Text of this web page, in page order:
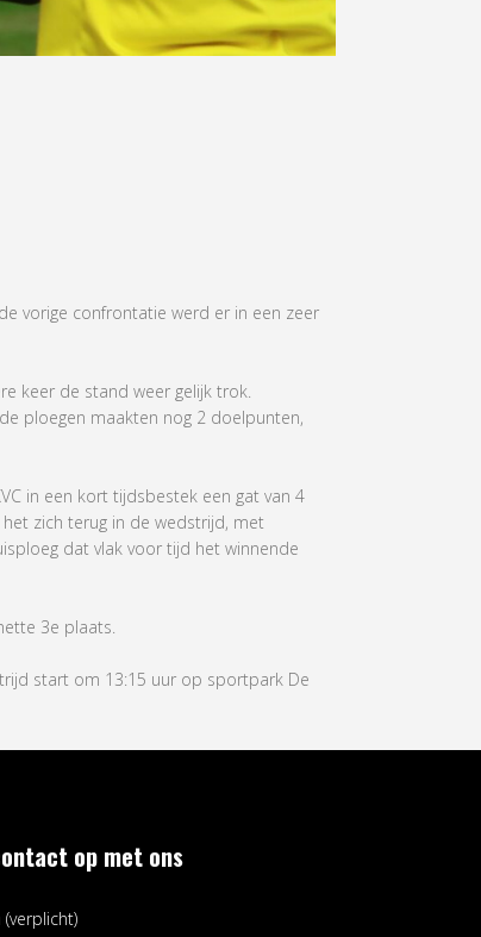
vorige confrontatie werd er in een zeer
keer de stand weer gelijk trok.
ploegen maakten nog 2 doelpunten,
in een kort tijdsbestek een gat van 4
zich terug in de wedstrijd, met
dat vlak voor tijd het winnende
3e plaats.
start om 13:15 uur op sportpark De
op met ons